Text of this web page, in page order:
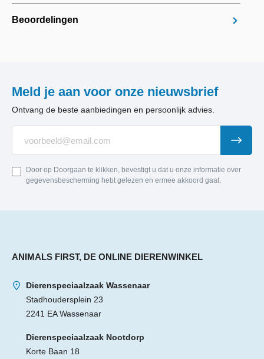
Beoordelingen
Meld je aan voor onze nieuwsbrief
Ontvang de beste aanbiedingen en persoonlijk advies.
Door op Doorgaan te klikken, bevestigt u dat u onze informatie over
gegevensbescherming hebt gelezen en ermee akkoord gaat.
ANIMALS FIRST, DE ONLINE DIERENWINKEL
Dierenspeciaalzaak Wassenaar
Stadhoudersplein 23
2241 EA Wassenaar
Dierenspeciaalzaak Nootdorp
Korte Baan 18